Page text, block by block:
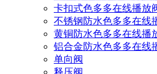
卡扣式色多多在线播放
不锈钢防水色多多在线
黄铜防水色多多在线播
铝合金防水色多多在线
单向阀
释压阀